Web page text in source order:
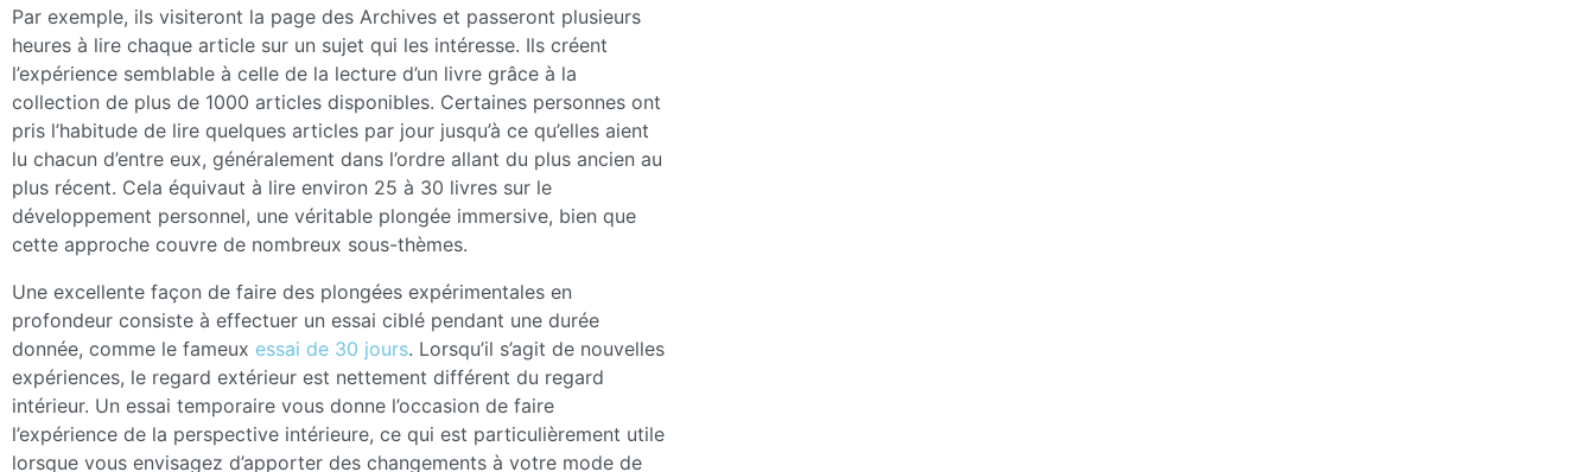
Par exemple, ils visiteront la page des Archives et passeront plusieurs
heures à lire chaque article sur un sujet qui les intéresse. Ils créent
l’expérience semblable à celle de la lecture d’un livre grâce à la
collection de plus de 1000 articles disponibles. Certaines personnes ont
pris l’habitude de lire quelques articles par jour jusqu’à ce qu’elles aient
lu chacun d’entre eux, généralement dans l’ordre allant du plus ancien au
plus récent. Cela équivaut à lire environ 25 à 30 livres sur le
développement personnel, une véritable plongée immersive, bien que
cette approche couvre de nombreux sous-thèmes.
Une excellente façon de faire des plongées expérimentales en
profondeur consiste à effectuer un essai ciblé pendant une durée
donnée, comme le fameux essai de 30 jours. Lorsqu’il s’agit de nouvelles
expériences, le regard extérieur est nettement différent du regard
intérieur. Un essai temporaire vous donne l’occasion de faire
l’expérience de la perspective intérieure, ce qui est particulièrement utile
lorsque vous envisagez d’apporter des changements à votre mode de